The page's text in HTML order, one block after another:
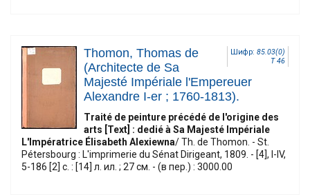
Шифр: 85.03(0)
T 46
Thomon, Thomas de
(Architecte de Sa
Majesté Impériale l'Empereuer
Alexandre I-er ; 1760-1813).
Traité de peinture précédé de l'origine des
arts [Text] : dedié à Sa Majesté Impériale
L'Impératrice Élisabeth Alexiewna/ Th. de Thomon. - St.
Pétersbourg : L'imprimerie du Sénat Dirigeant, 1809. - [4], I-IV,
5-186 [2] с. : [14] л. ил. ; 27 см. - (в пер.) : 3000.00